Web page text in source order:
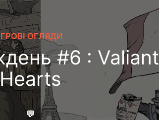
ОГЛЯДИ
#6 : Valiant
Hearts
💬